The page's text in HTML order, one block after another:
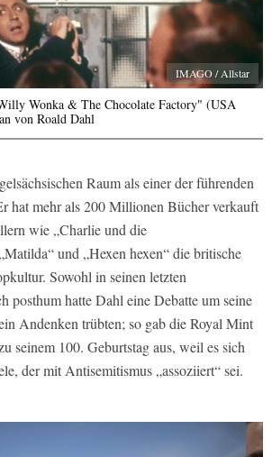
IMAGO / Allstar
Wonka & The Chocolate Factory" (USA
von Roald Dahl
Raum als einer der führenden
hat mehr als 200 Millionen Bücher verkauft
wie „Charlie und die
und „Hexen hexen“ die britische
Sowohl in seinen letzten
posthum hatte Dahl eine Debatte um seine
Andenken trübten; so gab die Royal Mint
seinem 100. Geburtstag aus, weil es sich
der mit Antisemitismus „assoziiert“ sei.